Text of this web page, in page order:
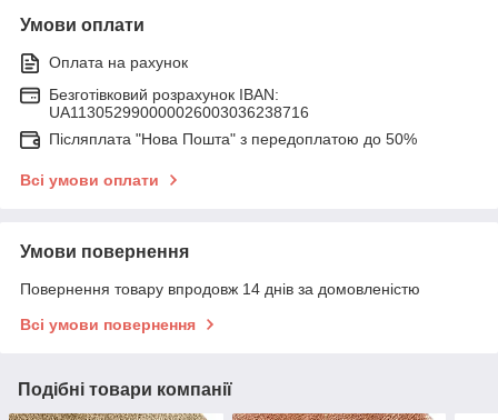
Умови оплати
Оплата на рахунок
Безготівковий розрахунок IBAN:
UA113052990000026003036238716
Післяплата "Нова Пошта" з передоплатою до 50%
Всі умови оплати
Умови повернення
Повернення товару впродовж 14 днів за домовленістю
Всі умови повернення
Подібні товари компанії